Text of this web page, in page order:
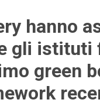
hanno
gli istituti
green